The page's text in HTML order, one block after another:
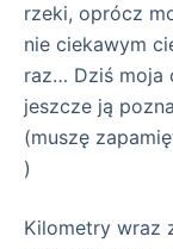
rzeki, oprócz
nie ciekawym
raz… Dziś moja
jeszcze ją
(muszę
)
Kilometry wraz